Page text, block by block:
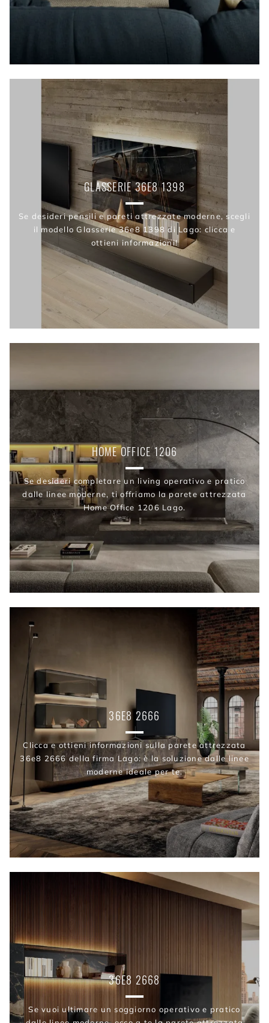
GLASSERIE 36E8 1398
Se desideri pensili e pareti attrezzate moderne, scegli
il modello Glasserie 36e8 1398 di Lago: clicca e
ottieni informazioni!
HOME OFFICE 1206
Se desideri completare un living operativo e pratico
dalle linee moderne, ti offriamo la parete attrezzata
Home Office 1206 Lago.
36E8 2666
Clicca e ottieni informazioni sulla parete attrezzata
36e8 2666 della firma Lago: è la soluzione dalle linee
moderne ideale per te.
36E8 2668
Se vuoi ultimare un soggiorno operativo e pratico